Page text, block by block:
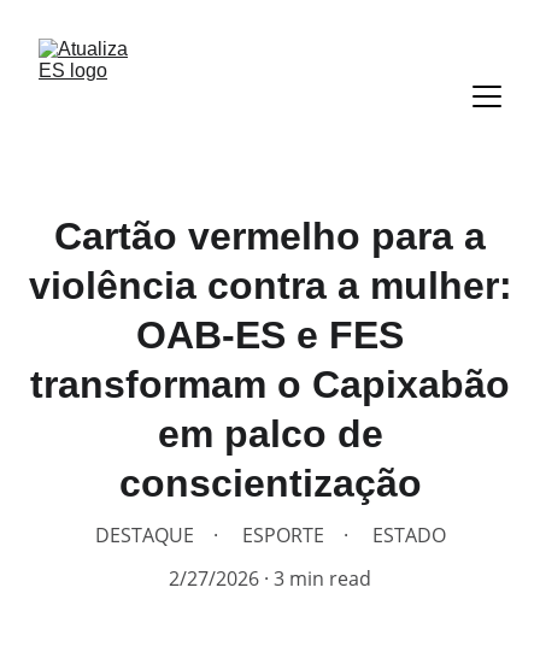
Cartão vermelho para a
violência contra a mulher:
OAB-ES e FES
transformam o Capixabão
em palco de
conscientização
DESTAQUE ESPORTE
ESTADO
2/27/2026 3 min read